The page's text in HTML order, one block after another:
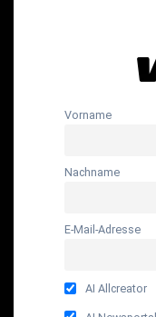
Vorname
Nachname
E-Mail-Adresse
AI Allcreator